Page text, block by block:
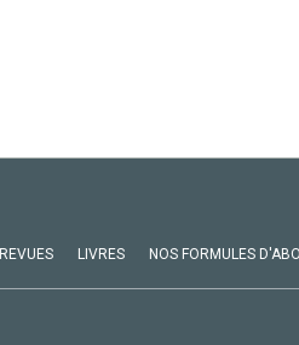
REVUES LIVRES NOS FORMULES